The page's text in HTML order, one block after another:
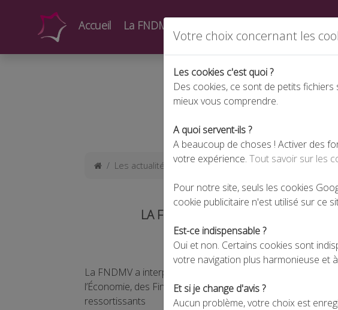
Accueil La FNDMV
Les actualités La FNDMV interpelle les Ministres,
LA FNDMV INTERPELLE LES
La FNDMV a interpellé le Ministre de Economie et des
l’Économie, des Finances et de la Relance, chargé des
ressortissants
Votre choix concernant les
Les cookies c'est quoi ?
Des cookies, ce sont de petits
mieux vous comprendre.
A quoi servent-ils ?
A beaucoup de choses ! Activer des
votre expérience. Tout savoir sur les
Pour notre site, seuls les cookies
cookie publicitaire n'est utilisé sur ce
Est-ce indispensable ?
Oui et non. Certains cookies sont
votre navigation plus harmonieuse et
Et si je change d'avis ?
Aucun problème, votre choix est